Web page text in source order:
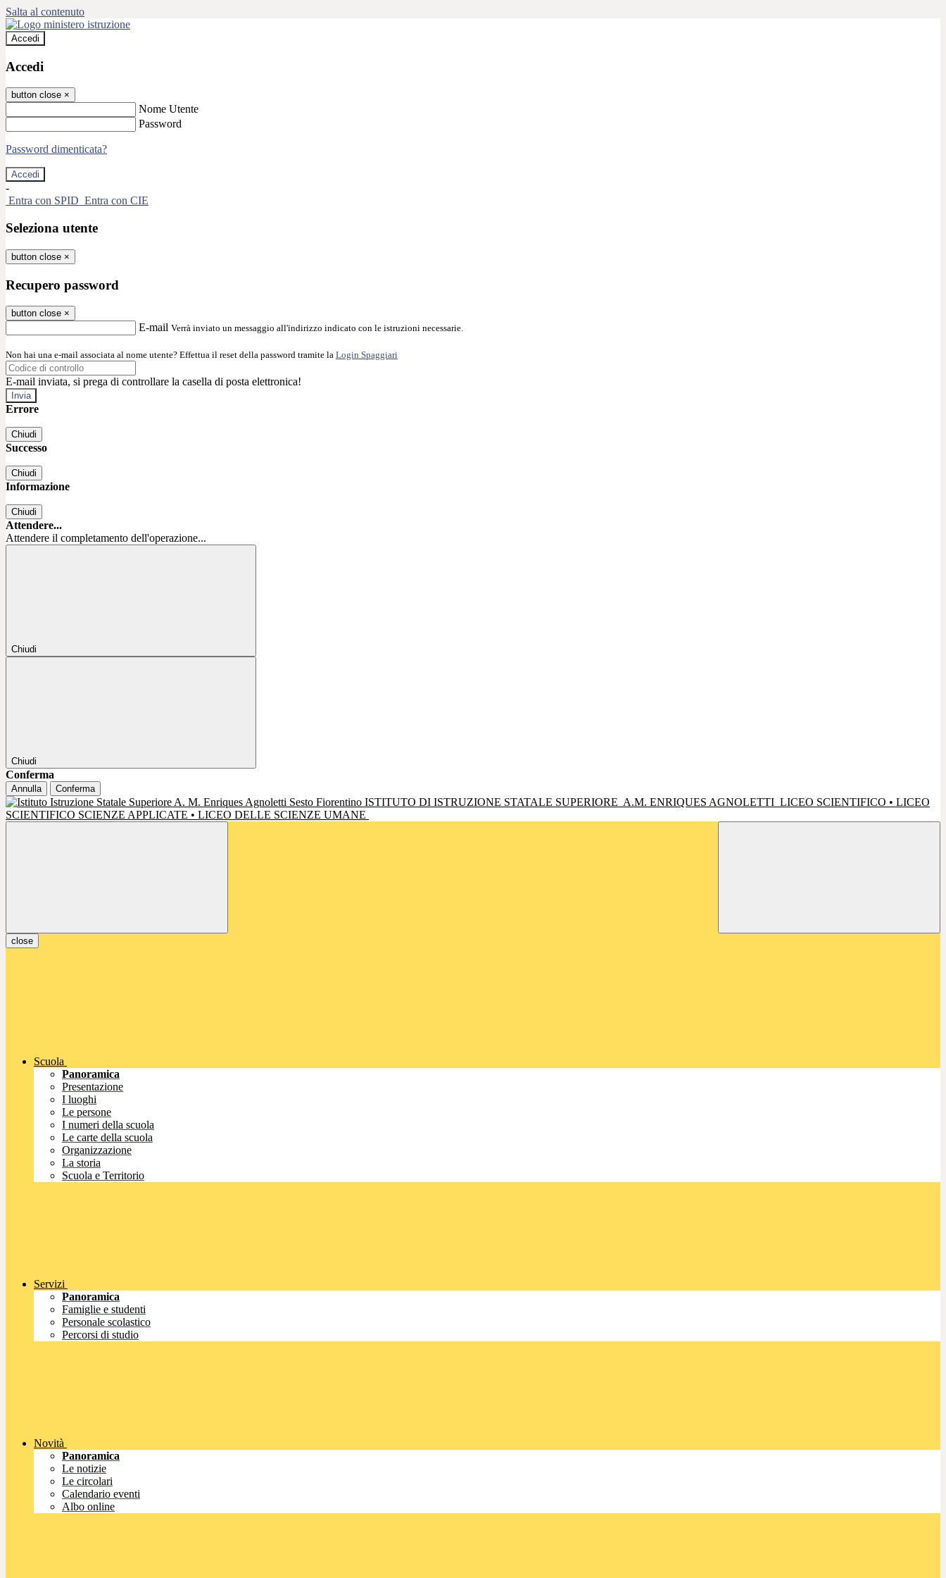
Salta al contenuto
Accedi
Accedi
button close ×
Nome Utente
Password
Password dimenticata?
-
Entra con SPID Entra con CIE
Seleziona utente
button close ×
Recupero password
button close ×
E-mail Verrà inviato un messaggio all'indirizzo indicato con le istruzioni necessarie.
Non hai una e-mail associata al nome utente? Effettua il reset della password tramite la Login Spaggiari
E-mail inviata, si prega di controllare la casella di posta elettronica!
Errore
Chiudi
Successo
Chiudi
Informazione
Chiudi
Attendere...
Attendere il completamento dell'operazione...
Chiudi
Chiudi
Conferma
Annulla Conferma
ISTITUTO DI ISTRUZIONE STATALE SUPERIORE A.M. ENRIQUES AGNOLETTI LICEO SCIENTIFICO • LICEO
SCIENTIFICO SCIENZE APPLICATE • LICEO DELLE SCIENZE UMANE
close
Scuola
Panoramica
Presentazione
I luoghi
Le persone
I numeri della scuola
Le carte della scuola
Organizzazione
La storia
Scuola e Territorio
Servizi
Panoramica
Famiglie e studenti
Personale scolastico
Percorsi di studio
Novità
Panoramica
Le notizie
Le circolari
Calendario eventi
Albo online